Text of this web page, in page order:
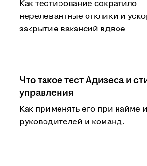
Как тестирование сократило
нерелевантные отклики и
закрытие вакансий вдвое
Что такое тест Адизеса и
управления
Как применять его при найме
руководителей и команд.